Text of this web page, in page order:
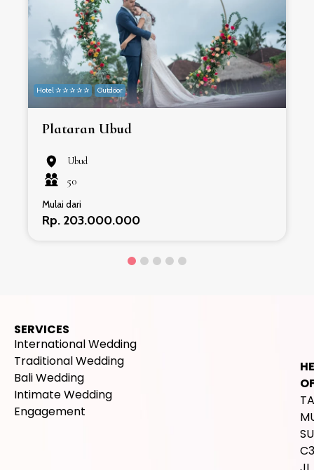
Hotel ✰ ✰ ✰ ✰ ✰ Outdoor
Plataran Ubud
Ubud
50
Mulai dari
Rp. 203.000.000
SERVICES
International Wedding
Traditional Wedding
Bali Wedding
Intimate Wedding
Engagement